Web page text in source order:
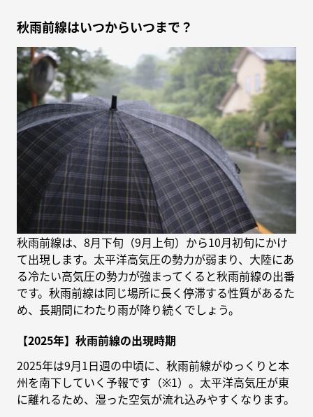
秋雨前線はいつからいつまで？
秋雨前線は、8月下旬（9月上旬）から10月初旬にかけ
て出現します。太平洋高気圧の勢力が弱まり、大陸にあ
る冷たい高気圧の勢力が強まってくると秋雨前線の出番
です。秋雨前線は同じ場所に長く停滞する性質があるた
め、長期間にわたり雨が降り続くでしょう。
【2025年】秋雨前線の出現時期
2025年は9月1日週の中頃に、秋雨前線がゆっくりと本
州を南下していく予報です（※1）。太平洋高気圧が東
に離れるため、湿った空気が流れ込みやすくなります。